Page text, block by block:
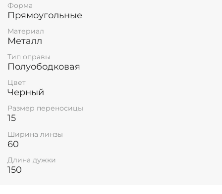
Форма
Прямоугольные
Материал
Металл
Тип оправы
Полуободковая
Цвет
Черный
Размер переносицы
15
Ширина линзы
60
Длина дужки
150